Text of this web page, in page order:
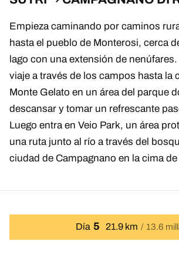
Empieza caminando por caminos
hasta el pueblo de Monterosi, cerca
lago con una extensión de
viaje a través de los campos hasta la
Monte Gelato en un área del parque
descansar y tomar un refrescante
Luego entra en Veio Park, un área
una ruta junto al río a través del
ciudad de Campagnano en la cima
Día 5 21.9 km 13.6